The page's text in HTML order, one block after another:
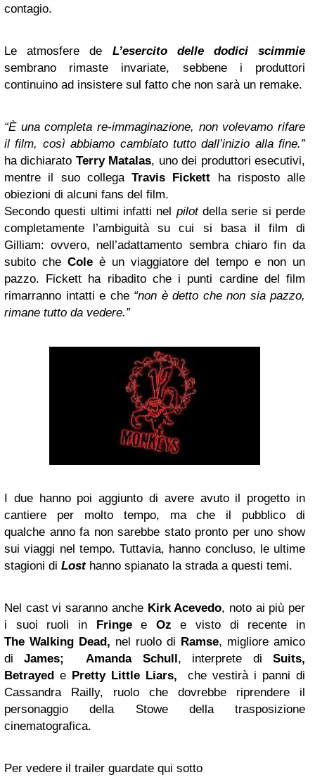
contagio.
Le atmosfere de L’esercito delle dodici scimmie
sembrano rimaste invariate, sebbene i produttori
continuino ad insistere sul fatto che non sarà un remake.
“È una completa re-immaginazione, non volevamo rifare
il film, così abbiamo cambiato tutto dall’inizio alla fine.”
ha dichiarato Terry Matalas, uno dei produttori esecutivi,
mentre il suo collega Travis Fickett ha risposto alle
obiezioni di alcuni fans del film.
Secondo questi ultimi infatti nel pilotdella serie si perde
completamente l’ambiguità su cui si basa il film di
Gilliam: ovvero, nell’adattamento sembra chiaro fin da
subito che Coleè un viaggiatore del tempo e non un
pazzo. Fickett ha ribadito che i punti cardine del film
rimarranno intatti e che “non è detto che non sia pazzo,
rimane tutto da vedere.”
I due hanno poi aggiunto di avere avuto il progetto in
cantiere per molto tempo, ma che il pubblico di
qualche anno fa non sarebbe stato pronto per uno show
sui viaggi nel tempo. Tuttavia, hanno concluso, le ultime
stagioni di Losthanno spianato la strada a questi temi.
Nel cast vi saranno anche KirkAcevedo, noto ai più per
i suoi ruoli in Fringee Oz e visto di recente in
The Walking Dead, nel ruolo di Ramse, migliore amico
di James; Amanda Schull, interprete diSuits,
Betrayed ePretty Little Liars,che vestirà i panni di
Cassandra Railly, ruolo che dovrebbe riprendere il
personaggio della Stowe della trasposizione
cinematografica.
Per vedere il trailer guardate qui sotto